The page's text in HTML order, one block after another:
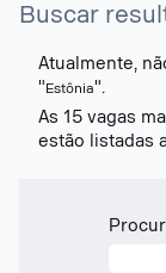
Buscar
Atualmente,
"Estônia".
As 15 vagas
estão listadas